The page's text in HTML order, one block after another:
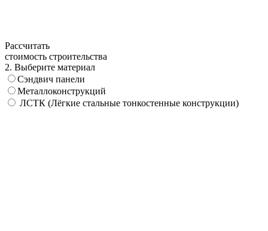
Рассчитать
стоимость строительства
2. Выберите материал
Сэндвич панели
Металлоконструкций
ЛСТК (Лёгкие стальные тонкостенные конструкции)